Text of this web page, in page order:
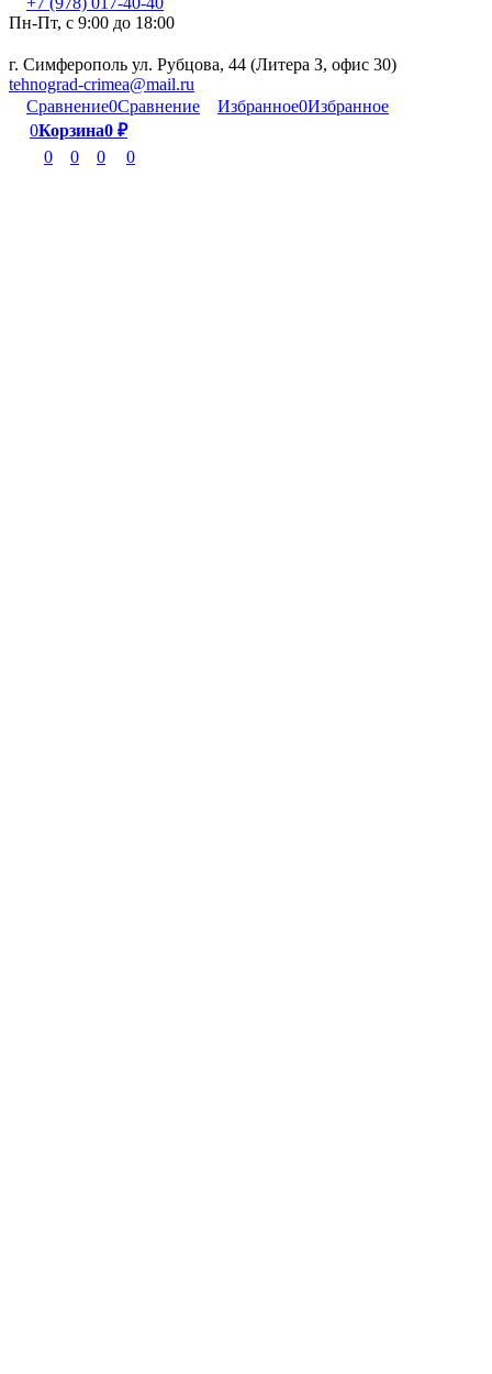
Пн-Пт, c 9:00 до 18:00
г. Симферополь ул. Рубцова, 44 (Литера З, офис 30)
tehnograd-crimea@mail.ru
Сравнение0Сравнение Избранное0Избранное
0Корзина0 ₽
0
0 0 0